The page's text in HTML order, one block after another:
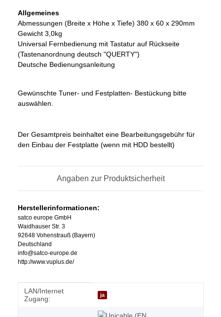
Allgemeines
Abmessungen (Breite x Höhe x Tiefe) 380 x 60 x 290mm
Gewicht 3,0kg
Universal Fernbedienung mit Tastatur auf Rückseite
(Tastenanordnung deutsch "QUERTY")
Deutsche Bedienungsanleitung
Gewünschte Tuner- und Festplatten- Bestückung bitte
auswählen.
Der Gesamtpreis beinhaltet eine Bearbeitungsgebühr für
den Einbau der Festplatte (wenn mit HDD bestellt)
Angaben zur Produktsicherheit
Herstellerinformationen:
satco europe GmbH
Waidhauser Str. 3
92648 Vohenstrauß (Bayern)
Deutschland
info@satco-europe.de
http://www.vuplus.de/
Produkteigenschaft
Wert
LAN/Internet
Zugang:
ja